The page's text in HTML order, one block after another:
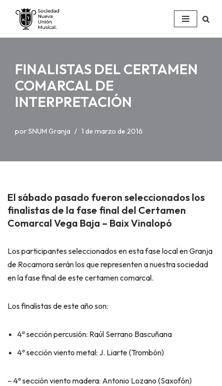
Saltar
al
FINALISTAS DEL CERTAMEN
COMARCAL DE
INTERPRETACIÓN
porSNUM Granja 1 de marzo de 2016
El sábado pasado fueron seleccionados los
finalistas de la fase final del Certamen
Comarcal Vega Baja – Baix Vinalopó
Los participantes seleccionados en esta fase local en Granja
de Rocamora serán los que representen a nuestra sociedad
en la fase final de este certamen comarcal.
Los finalistas de este año son:
4ª sección percusión: Raúl Serrano Bascuñana
4ª sección viento metal: J. Liarte (Trombón)
– 4ª sección viento madera: Antonio Lozano (Saxofón)